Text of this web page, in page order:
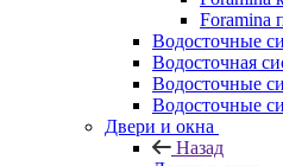
Foramina
Водосточные
Водосточная
Водосточные
Водосточные
Двери и окна
Назад